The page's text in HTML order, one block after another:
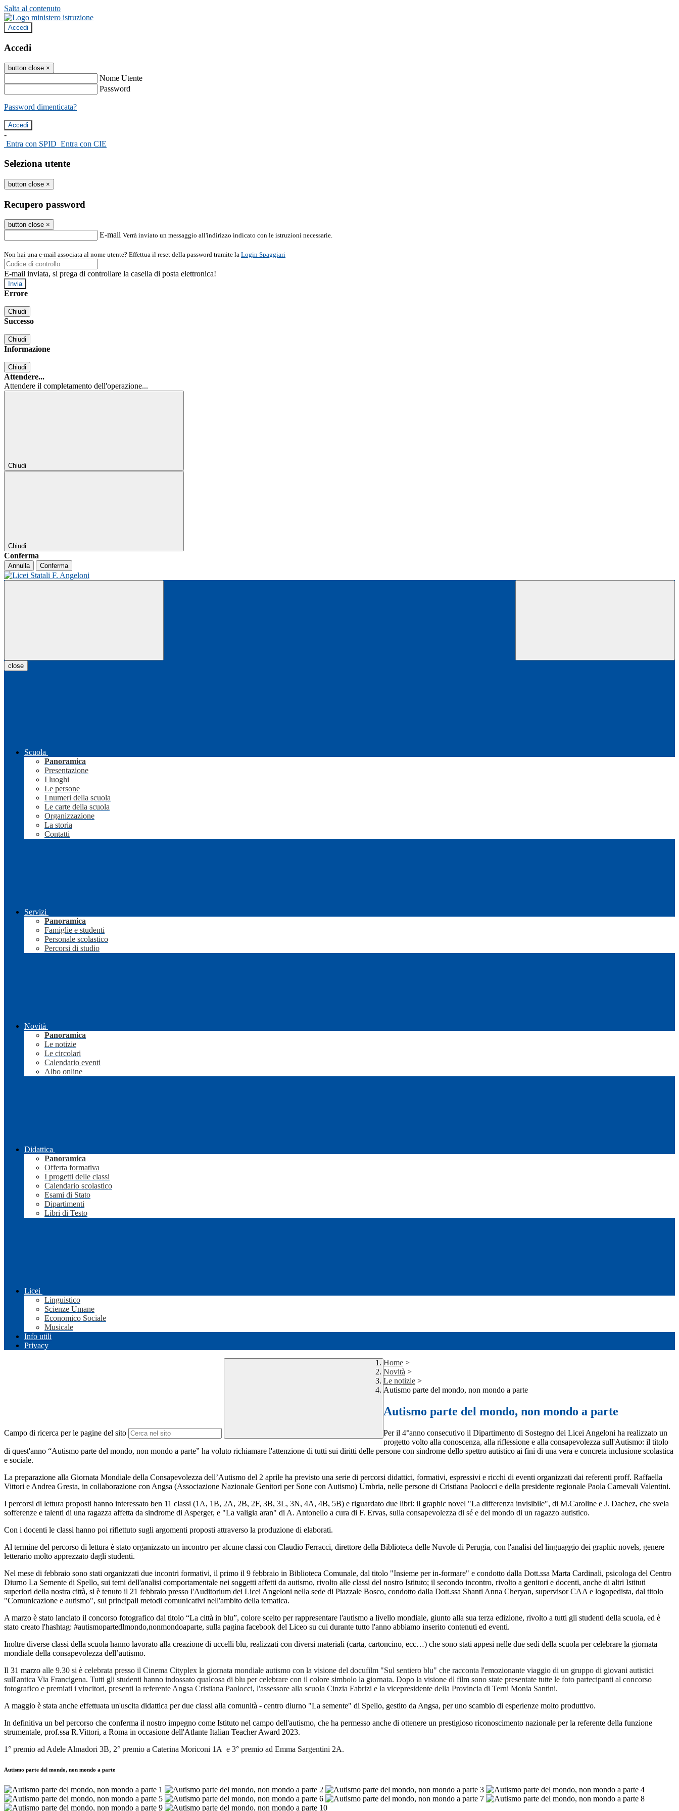
Salta al contenuto
Accedi
Accedi
button close ×
Nome Utente
Password
Password dimenticata?
-
Entra con SPID Entra con CIE
Seleziona utente
button close ×
Recupero password
button close ×
E-mail Verrà inviato un messaggio all'indirizzo indicato con le istruzioni necessarie.
Non hai una e-mail associata al nome utente? Effettua il reset della password tramite la Login Spaggiari
E-mail inviata, si prega di controllare la casella di posta elettronica!
Errore
Chiudi
Successo
Chiudi
Informazione
Chiudi
Attendere...
Attendere il completamento dell'operazione...
Chiudi
Chiudi
Conferma
Annulla Conferma
close
Scuola
Panoramica
Presentazione
I luoghi
Le persone
I numeri della scuola
Le carte della scuola
Organizzazione
La storia
Contatti
Servizi
Panoramica
Famiglie e studenti
Personale scolastico
Percorsi di studio
Novità
Panoramica
Le notizie
Le circolari
Calendario eventi
Albo online
Didattica
Panoramica
Offerta formativa
I progetti delle classi
Calendario scolastico
Esami di Stato
Dipartimenti
Libri di Testo
Licei
Linguistico
Scienze Umane
Economico Sociale
Musicale
Info utili
Privacy
Campo di ricerca per le pagine del sito
Home >
Novità >
Le notizie >
Autismo parte del mondo, non mondo a parte
Autismo parte del mondo, non mondo a parte
Per il 4°anno consecutivo il Dipartimento di Sostegno dei Licei Angeloni ha realizzato un
progetto volto alla conoscenza, alla riflessione e alla consapevolezza sull'Autismo: il titolo
di quest'anno “Autismo parte del mondo, non mondo a parte” ha voluto richiamare l'attenzione di tutti sui diritti delle persone con sindrome dello spettro autistico ai fini di una vera e concreta inclusione scolastica
e sociale.
La preparazione alla Giornata Mondiale della Consapevolezza dell’Autismo del 2 aprile ha previsto una serie di percorsi didattici, formativi, espressivi e ricchi di eventi organizzati dai referenti proff. Raffaella
Vittori e Andrea Gresta, in collaborazione con Angsa (Associazione Nazionale Genitori per Sone con Autismo) Umbria, nelle persone di Cristiana Paolocci e della presidente regionale Paola Carnevali Valentini.
I percorsi di lettura proposti hanno interessato ben 11 classi (1A, 1B, 2A, 2B, 2F, 3B, 3L, 3N, 4A, 4B, 5B) e riguardato due libri: il graphic novel "La differenza invisibile", di M.Caroline e J. Dachez, che svela
sofferenze e talenti di una ragazza affetta da sindrome di Asperger, e "La valigia aran" di A. Antonello a cura di F. Ervas, sulla consapevolezza di sé e del mondo di un ragazzo autistico.
Con i docenti le classi hanno poi riflettuto sugli argomenti proposti attraverso la produzione di elaborati.
Al termine del percorso di lettura è stato organizzato un incontro per alcune classi con Claudio Ferracci, direttore della Biblioteca delle Nuvole di Perugia, con l'analisi del linguaggio dei graphic novels, genere
letterario molto apprezzato dagli studenti.
Nel mese di febbraio sono stati organizzati due incontri formativi, il primo il 9 febbraio in Biblioteca Comunale, dal titolo "Insieme per in-formare" e condotto dalla Dott.ssa Marta Cardinali, psicologa del Centro
Diurno La Semente di Spello, sui temi dell'analisi comportamentale nei soggetti affetti da autismo, rivolto alle classi del nostro Istituto; il secondo incontro, rivolto a genitori e docenti, anche di altri Istituti
superiori della nostra città, si è tenuto il 21 febbraio presso l'Auditorium dei Licei Angeloni nella sede di Piazzale Bosco, condotto dalla Dott.ssa Shanti Anna Cheryan, supervisor CAA e logopedista, dal titolo
"Comunicazione e autismo", sui principali metodi comunicativi nell'ambito della tematica.
A marzo è stato lanciato il concorso fotografico dal titolo “La città in blu”, colore scelto per rappresentare l'autismo a livello mondiale, giunto alla sua terza edizione, rivolto a tutti gli studenti della scuola, ed è
stato creato l'hashtag: #autismopartedlmondo,nonmondoaparte, sulla pagina facebook del Liceo su cui durante tutto l'anno abbiamo inserito contenuti ed eventi.
Inoltre diverse classi della scuola hanno lavorato alla creazione di uccelli blu, realizzati con diversi materiali (carta, cartoncino, ecc…) che sono stati appesi nelle due sedi della scuola per celebrare la giornata
mondiale della consapevolezza dell’autismo.
Il 31 marzo alle 9.30 si è celebrata presso il Cinema Cityplex la giornata mondiale autismo con la visione del docufilm "Sul sentiero blu" che racconta l'emozionante viaggio di un gruppo di giovani autistici
sull'antica Via Francigena. Tutti gli studenti hanno indossato qualcosa di blu per celebrare con il colore simbolo la giornata. Dopo la visione dl film sono state presentate tutte le foto partecipanti al concorso
fotografico e premiati i vincitori, presenti la referente Angsa Cristiana Paolocci, l'assessore alla scuola Cinzia Fabrizi e la vicepresidente della Provincia di Terni Monia Santini.
A maggio è stata anche effettuata un'uscita didattica per due classi alla comunità - centro diurno "La semente" di Spello, gestito da Angsa, per uno scambio di esperienze molto produttivo.
In definitiva un bel percorso che conferma il nostro impegno come Istituto nel campo dell'autismo, che ha permesso anche di ottenere un prestigioso riconoscimento nazionale per la referente della funzione
strumentale, prof.ssa R.Vittori, a Roma in occasione dell'Atlante Italian Teacher Award 2023.
1° premio ad Adele Almadori 3B, 2° premio a Caterina Moriconi 1A e 3° premio ad Emma Sargentini 2A.
Autismo parte del mondo, non mondo a parte